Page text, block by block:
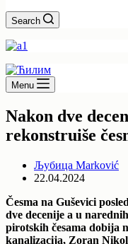
Search
Menu
Nakon dve
rekonstruiše
Љубица Marković
22.04.2024
Česma na Guševici
dve decenije a u
pirotskih česama dobija
kanalizacija, Zoran